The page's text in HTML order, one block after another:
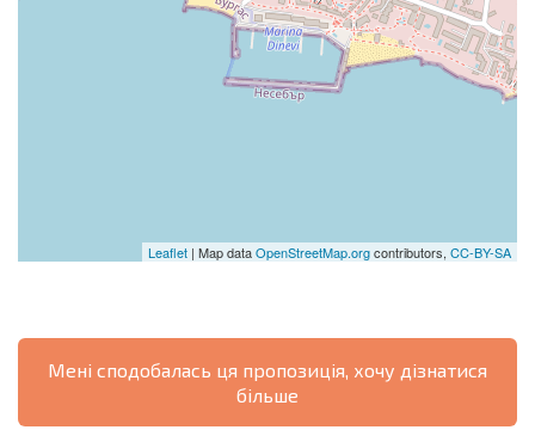
Leaflet | Map dataOpenStreetMap.orgcontributors, CC-BY-SA
Мені сподобалась ця пропозиція, хочу дізнатися
більше